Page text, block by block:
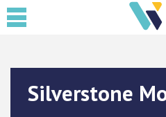
Silverstone